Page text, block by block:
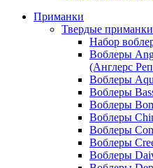
Приманки
Твердые
Набор
Воблеры
(Англерс
Воблеры
Воблеры
Воблеры
Воблеры
Воблеры
Воблеры
Воблеры